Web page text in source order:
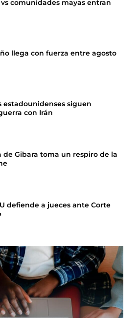
comunidades mayas entran
llega con fuerza entre agosto
estadounidenses siguen
con Irán
de Gibara toma un respiro de la
defiende a jueces ante Corte